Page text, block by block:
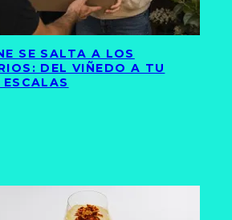
SE SALTA A LOS
DEL VIÑEDO A TU